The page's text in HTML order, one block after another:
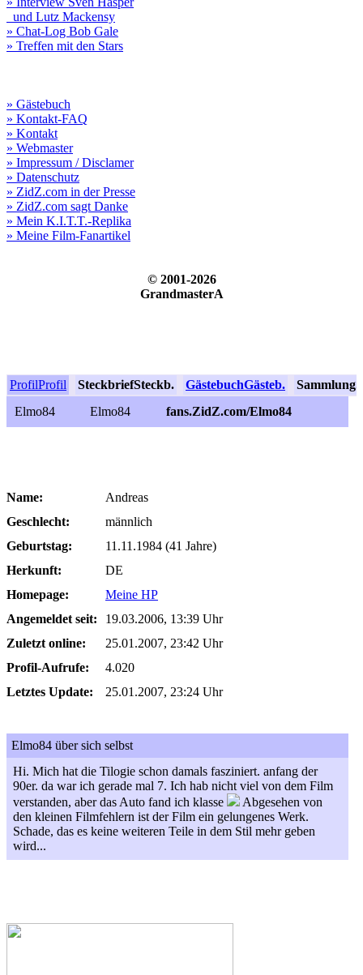
und Lutz Mackensy
» Chat-Log Bob Gale
» Treffen mit den Stars
» Gästebuch
» Kontakt-FAQ
» Kontakt
» Webmaster
» Impressum / Disclamer
» Datenschutz
» ZidZ.com in der Presse
» ZidZ.com sagt Danke
» Mein K.I.T.T.-Replika
» Meine Film-Fanartikel
© 2001-2026
GrandmasterA
ProfilProfil SteckbriefSteckb. GästebuchGästeb. Sammlung
Elmo84
Elmo84 fans.ZidZ.com/Elmo84
Name:
Andreas
Geschlecht:
männlich
Geburtstag:
11.11.1984 (41 Jahre)
Herkunft:
DE
Homepage:
Meine HP
Angemeldet seit:
19.03.2006, 13:39 Uhr
Zuletzt online:
25.01.2007, 23:42 Uhr
Profil-Aufrufe:
4.020
Letztes Update:
25.01.2007, 23:24 Uhr
Elmo84 über sich selbst
Hi. Mich hat die Tilogie schon damals fasziniert. anfang der
90er. da war ich gerade mal 7. Ich hab nicht viel von dem Film
verstanden, aber das Auto fand ich klasse
Abgesehen von
den kleinen Filmfehlern ist der Film ein gelungenes Werk.
Schade, das es keine weiteren Teile in dem Stil mehr geben
wird...